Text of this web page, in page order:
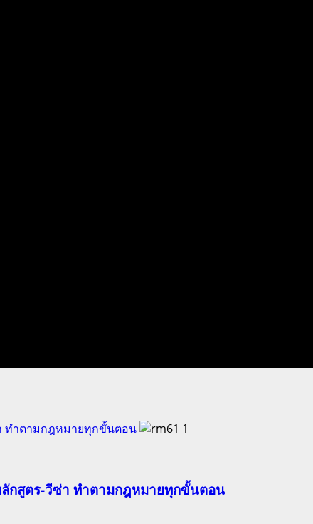
ทำตามกฎหมายทุกขั้นตอน
1
กสูตร-วีซ่า ทำตามกฎหมายทุกขั้นตอน